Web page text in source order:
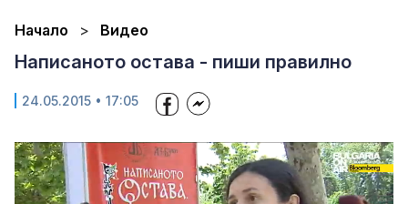
Начало Видео
Написаното остава - пиши правилно
24.05.2015 • 17:05